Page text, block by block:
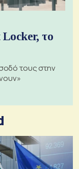
το
τους στην